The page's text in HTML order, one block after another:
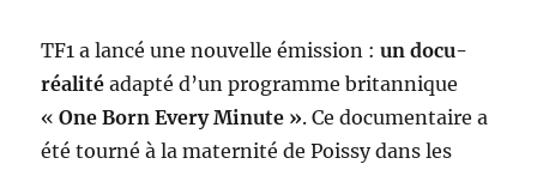
TF1 a lancé une nouvelle émission :un docu-
réalité adapté d’un programme britannique
«One Born Every Minute ». Ce documentaire a
été tourné à la maternité de Poissy dans les